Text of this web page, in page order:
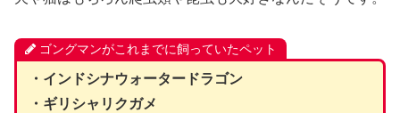
ゴングマンがこれまでに飼っていたペット
・インドシナウォータードラゴン
・ギリシャリクガメ